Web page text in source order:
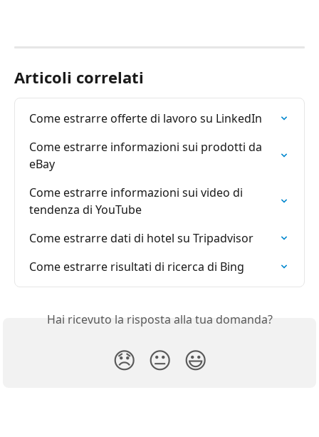
Articoli correlati
Come estrarre offerte di lavoro su LinkedIn
Come estrarre informazioni sui prodotti da
eBay
Come estrarre informazioni sui video di
tendenza di YouTube
Come estrarre dati di hotel su Tripadvisor
Come estrarre risultati di ricerca di Bing
Hai ricevuto la risposta alla tua domanda?
😞 😐 😃